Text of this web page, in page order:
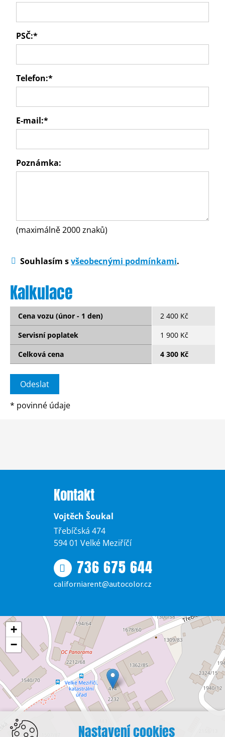
PSČ:*
Telefon:*
E-mail:*
Poznámka:
(maximálně 2000 znaků)
Souhlasím svšeobecnými podmínkami.
Kalkulace
Cena vozu (únor - 1 den)
2 400 Kč
Servisní poplatek
1 900 Kč
Celková cena
4 300 Kč
* povinné údaje
Kontakt
Vojtěch Šoukal
Třebíčská 474
594 01 Velké Meziříčí
736 675 644
californiarent@autocolor.cz
+
−
Nastavení cookies